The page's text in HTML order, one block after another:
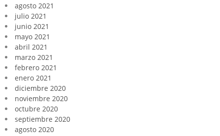
agosto 2021
julio 2021
junio 2021
mayo 2021
abril 2021
marzo 2021
febrero 2021
enero 2021
diciembre 2020
noviembre 2020
octubre 2020
septiembre 2020
agosto 2020